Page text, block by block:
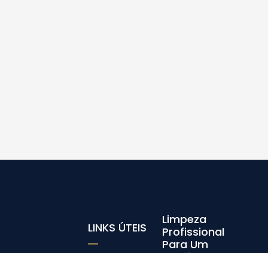
Limpeza
Profissional
Para Um
LINKS ÚTEIS